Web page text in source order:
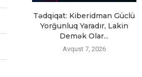
Tədqiqat: Kiberidman Güclü
Yorğunluq Yaradır, Lakin
Demək Olar...
Avqust 7, 2026